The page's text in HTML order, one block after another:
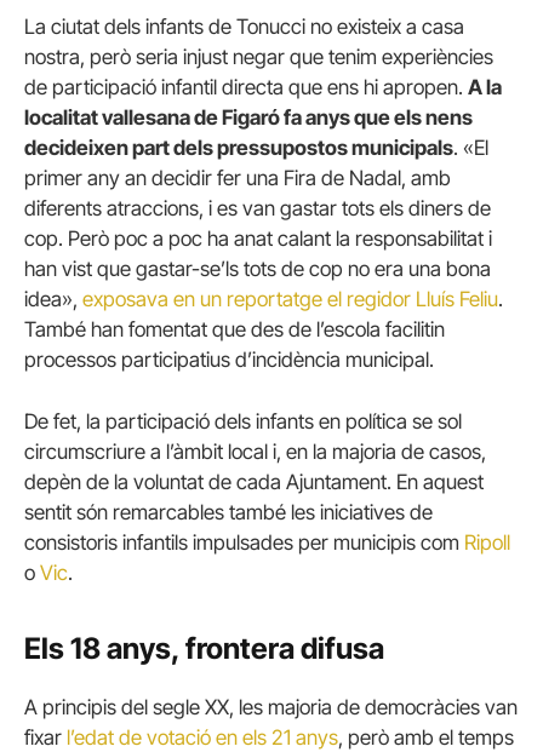
La ciutat dels infants de Tonucci no existeix a casa
nostra, però seria injust negar que tenim experiències
de participació infantil directa que ens hi apropen. A la
localitat vallesana de Figaró fa anys que els nens
decideixen part dels pressupostos municipals. «El
primer any an decidir fer una Fira de Nadal, amb
diferents atraccions, i es van gastar tots els diners de
cop. Però poc a poc ha anat calant la responsabilitat i
han vist que gastar-se’ls tots de cop no era una bona
idea», exposava en un reportatge el regidor Lluís Feliu.
També han fomentat que des de l’escola facilitin
processos participatius d’incidència municipal.
De fet, la participació dels infants en política se sol
circumscriure a l’àmbit local i, en la majoria de casos,
depèn de la voluntat de cada Ajuntament. En aquest
sentit són remarcables també les iniciatives de
consistoris infantils impulsades per municipis com Ripoll
o Vic.
Els 18 anys, frontera difusa
A principis del segle XX, les majoria de democràcies van
fixar l’edat de votació en els 21 anys, però amb el temps